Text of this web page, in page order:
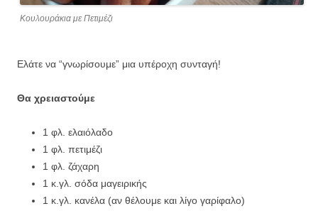
Κουλουράκια με Πετιμέζι
Ελάτε να “γνωρίσουμε” μια υπέροχη συνταγή!
Θα χρειαστούμε
1 φλ. ελαιόλαδο
1 φλ. πετιμέζι
1 φλ. ζάχαρη
1 κ.γλ. σόδα μαγειρικής
1 κ.γλ. κανέλα (αν θέλουμε και λίγο γαρίφαλο)